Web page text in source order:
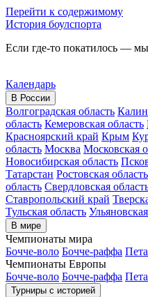
Перейти к содержимому
История боулспорта
Если где-то покатилось —
Календарь
В России
Волгоградская область
область Кемеровская область
Красноярский край Крым
область Москва Московская
Новосибирская область
Татарстан Ростовская область
область Свердловская
Ставропольский край
Тульская область
В мире
Чемпионаты мира
Бочче-воло Бочче-раффа
Чемпионаты Европы
Бочче-воло Бочче-раффа
Турниры с историей